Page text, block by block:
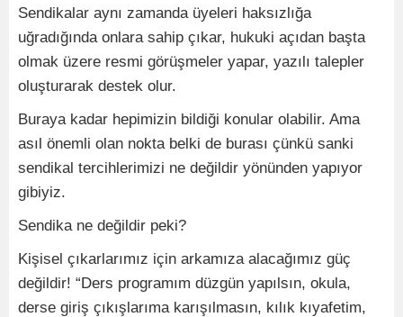
Sendikalar aynı zamanda üyeleri haksızlığa
uğradığında onlara sahip çıkar, hukuki açıdan başta
olmak üzere resmi görüşmeler yapar, yazılı talepler
oluşturarak destek olur.
Buraya kadar hepimizin bildiği konular olabilir. Ama
asıl önemli olan nokta belki de burası çünkü sanki
sendikal tercihlerimizi ne değildir yönünden yapıyor
gibiyiz.
Sendika ne değildir peki?
Kişisel çıkarlarımız için arkamıza alacağımız güç
değildir! “Ders programım düzgün yapılsın, okula,
derse giriş çıkışlarıma karışılmasın, kılık kıyafetim,